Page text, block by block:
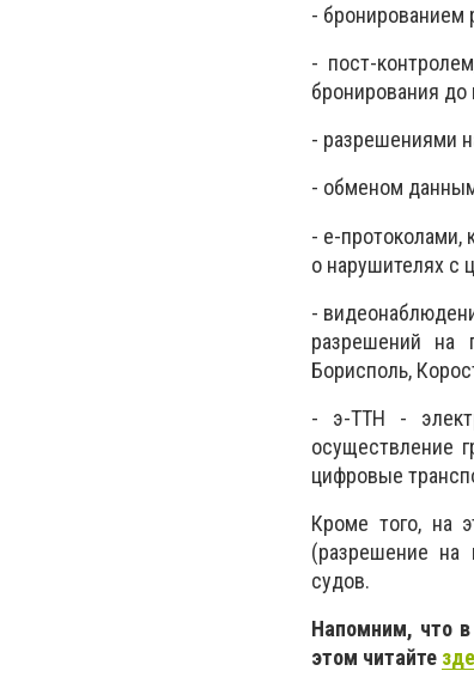
- бронированием
- пост-
бронирования
- разрешениями
- обменом
- е-протоколами,
о нарушителях с
-
разрешений на
Борисполь,
- э-ТТН -
осуществление
цифровые
Кроме того, на
(разрешение на
судов.
Напомним, что в
этом читайте